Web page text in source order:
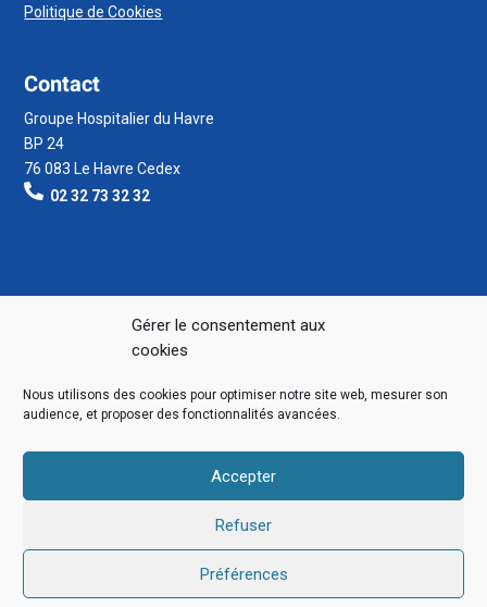
Gérer le consentement aux
cookies
Nous utilisons des cookies pour optimiser notre site web, mesurer son
audience, et proposer des fonctionnalités avancées.
Accepter
Refuser
Préférences
Politique de Cookies
Contact
Groupe Hospitalier du Havre
BP 24
76 083 Le Havre Cedex
02 32 73 32 32